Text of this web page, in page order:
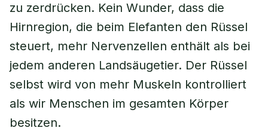
zu zerdrücken. Kein Wunder, dass die
Hirnregion, die beim Elefanten den Rüssel
steuert, mehr Nervenzellen enthält als bei
jedem anderen Landsäugetier. Der Rüssel
selbst wird von mehr Muskeln kontrolliert
als wir Menschen im gesamten Körper
besitzen.